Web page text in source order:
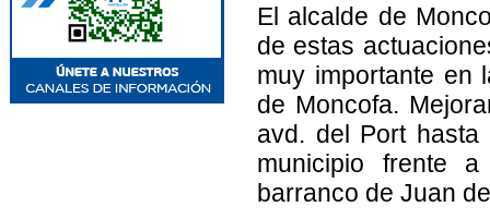
El alcalde de
de estas
muy importante en
de Moncofa.
avd. del Port
municipio frente
barranco de Juan